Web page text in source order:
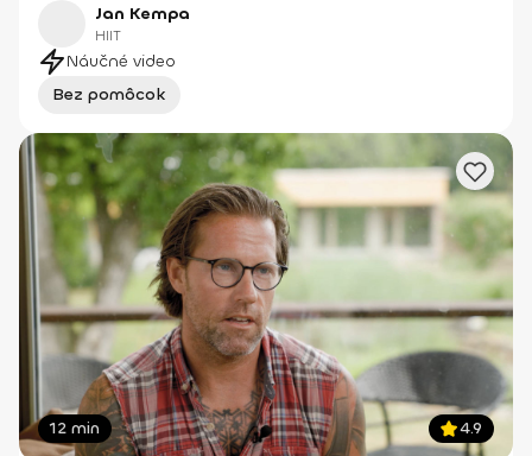
Jan Kempa
HIIT
Náučné video
Bez pomôcok
12 min 4.9